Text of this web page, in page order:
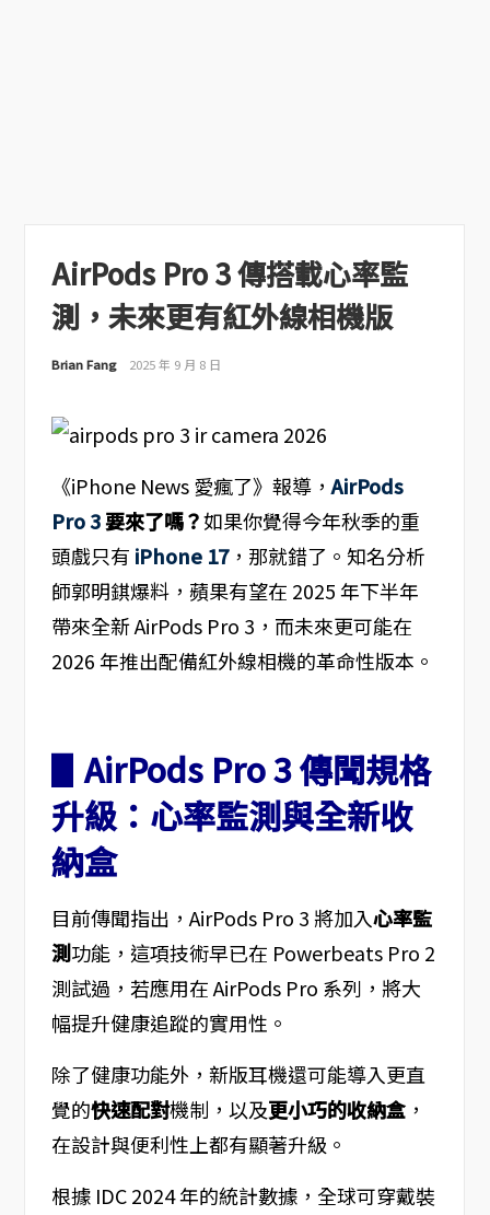
AirPods Pro 3 傳搭載心率監
測，未來更有紅外線相機版
Brian Fang 2025 年 9 月 8 日
《iPhone News 愛瘋了》報導，AirPods
Pro 3要來了嗎？如果你覺得今年秋季的重
頭戲只有 iPhone 17，那就錯了。知名分析
師郭明錤爆料，蘋果有望在 2025 年下半年
帶來全新 AirPods Pro 3，而未來更可能在
2026 年推出配備紅外線相機的革命性版本。
▋AirPods Pro 3 傳聞規格
升級：心率監測與全新收
納盒
目前傳聞指出，AirPods Pro 3 將加入心率監
測功能，這項技術早已在 Powerbeats Pro 2
測試過，若應用在 AirPods Pro 系列，將大
幅提升健康追蹤的實用性。
除了健康功能外，新版耳機還可能導入更直
覺的快速配對機制，以及更小巧的收納盒，
在設計與便利性上都有顯著升級。
根據 IDC 2024 年的統計數據，全球可穿戴裝